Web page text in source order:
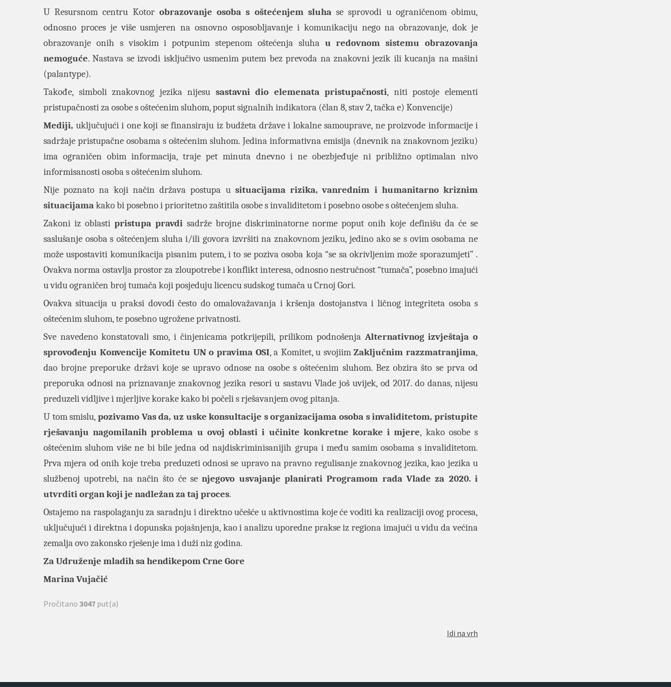
U Resursnom centru Kotor obrazovanje osoba s oštećenjem sluhase sprovodi u ograničenom obimu,
odnosno proces je više usmjeren na osnovno osposobljavanje i komunikaciju nego na obrazovanje, dok je
obrazovanje onih s visokim i potpunim stepenom oštećenja sluha u redovnom sistemu obrazovanja
nemoguće. Nastava se izvodi isključivo usmenim putem bez prevoda na znakovni jezik ili kucanja na mašini
(palantype).
Takođe, simboli znakovnog jezika nijesu sastavni dio elemenata pristupačnosti, niti postoje elementi
pristupačnosti za osobe s oštećenim sluhom, poput signalnih indikatora (član 8, stav 2, tačka e) Konvencije)
Mediji, uključujući i one koji se finansiraju iz budžeta države i lokalne samouprave, ne proizvode informacije i
sadržaje pristupačne osobama s oštećenim sluhom. Jedina informativna emisija (dnevnik na znakovnom jeziku)
ima ograničen obim informacija, traje pet minuta dnevno i ne obezbjeđuje ni približno optimalan nivo
informisanosti osoba s oštećenim sluhom.
Nije poznato na koji način država postupa u situacijama rizika, vanrednim i humanitarno kriznim
situacijamakako bi posebno i prioritetno zaštitila osobe s invaliditetom i posebno osobe s oštećenjem sluha.
Zakoni iz oblasti pristupa pravdisadrže brojne diskriminatorne norme poput onih koje definišu da će se
saslušanje osoba s oštećenjem sluha i/ili govora izvršiti na znakovnom jeziku, jedino ako se s ovim osobama ne
može uspostaviti komunikacija pisanim putem, i to se poziva osoba koja “se sa okrivljenim može sporazumjeti” .
Ovakva norma ostavlja prostor za zloupotrebe i konflikt interesa, odnosno nestručnost “tumača”, posebno imajući
u vidu ograničen broj tumača koji posjeduju licencu sudskog tumača u Crnoj Gori.
Ovakva situacija u praksi dovodi često do omalovažavanja i kršenja dostojanstva i ličnog integriteta osoba s
oštećenim sluhom, te posebno ugrožene privatnosti.
Sve navedeno konstatovali smo, i činjenicama potkrijepili, prilikom podnošenja Alternativnog izvještaja o
sprovođenju Konvencije Komitetu UN o pravima OSI, a Komitet, u svojiimZaključnim razzmatranjima,
dao brojne preporuke državi koje se upravo odnose na osobe s oštećenim sluhom. Bez obzira što se prva od
preporuka odnosi na priznavanje znakovnog jezika resori u sastavu Vlade još uvijek, od 2017. do danas, nijesu
preduzeli vidljive i mjerljive korake kako bi počeli s rješavanjem ovog pitanja.
U tom smislu, pozivamo Vas da, uz uske konsultacije s organizacijama osoba s invaliditetom, pristupite
rješavanju nagomilanih problema u ovoj oblasti i učinite konkretne korake i mjere, kako osobe s
oštećenim sluhom više ne bi bile jedna od najdiskriminisanijih grupa i među samim osobama s invaliditetom.
Prva mjera od onih koje treba preduzeti odnosi se upravo na pravno regulisanje znakovnog jezika, kao jezika u
službenoj upotrebi, na način što će senjegovo usvajanje planirati Programom rada Vlade za 2020. i
utvrditi organ koji je nadležan za taj proces.
Ostajemo na raspolaganju za saradnju i direktno učešće u aktivnostima koje će voditi ka realizaciji ovog procesa,
uključujući i direktna i dopunska pojašnjenja, kao i analizu uporedne prakse iz regiona imajući u vidu da većina
zemalja ovo zakonsko rješenje ima i duži niz godina.
Za Udruženje mladih sa hendikepom Crne Gore
Marina Vujačić
Pročitano 3047 put(a)
Idi na vrh